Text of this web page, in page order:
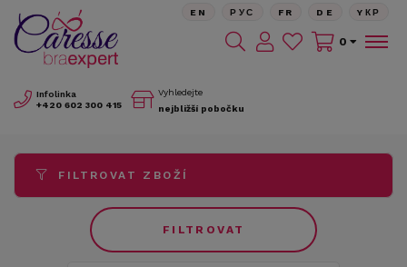
Infolinka
+420 602 300 415
Vyhledejte
nejbližší pobočku
EN РУС FR DE YКР
0
FILTROVAT ZBOŽÍ
FILTROVAT